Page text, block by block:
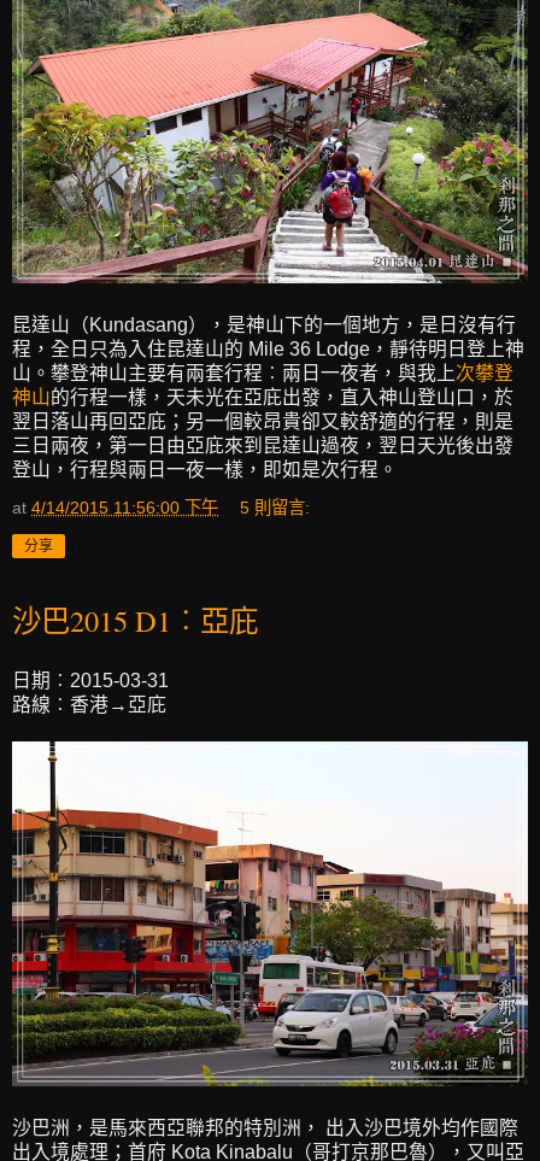
昆達山（Kundasang），是神山下的一個地方，是日沒有行
程，全日只為入住昆達山的 Mile 36 Lodge，靜待明日登上神
山。攀登神山主要有兩套行程︰兩日一夜者，與我上次攀登
神山 的行程一樣，天未光在亞庇出發，直入神山登山口，於
翌日落山再回亞庇；另一個較昂貴卻又較舒適的行程，則是
三日兩夜，第一日由亞庇來到昆達山過夜，翌日天光後出發
登山，行程與兩日一夜一樣，即如是次行程。
at 4/14/2015 11:56:00 下午 5 則留言:
分享
沙巴2015 D1︰亞庇
日期︰2015-03-31
路線︰香港→亞庇
沙巴洲，是馬來西亞聯邦的特別洲， 出入沙巴境外均作國際
出入境處理；首府 Kota Kinabalu（哥打京那巴魯），又叫亞